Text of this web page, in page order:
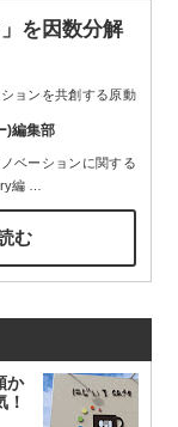
を因数分解
ョンを共創する原動
)編集部
ベーションに関する
編…
む
か